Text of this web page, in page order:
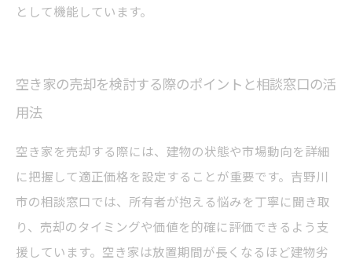
として機能しています。
空き家の売却を検討する際のポイントと相談窓口の活
用法
空き家を売却する際には、建物の状態や市場動向を詳細
に把握して適正価格を設定することが重要です。吉野川
市の相談窓口では、所有者が抱える悩みを丁寧に聞き取
り、売却のタイミングや価値を的確に評価できるよう支
援しています。空き家は放置期間が長くなるほど建物劣